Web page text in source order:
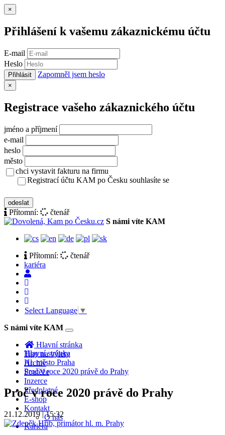
×
Přihlášení k vašemu zákaznickému účtu
E-mail
Heslo
Přihlásit Zapomněl jsem heslo
×
Registrace vašeho zákaznického účtu
jméno a příjmení
e-mail
heslo
město
chci vystavit fakturu na firmu
Registrací účtu KAM po Česku souhlasíte se
odeslat
Přítomní:
čtenář
S námi víte KAM
Přítomní:
čtenář
kariéra
Select Language ▼
S námi víte KAM
Toggle
navigation
Hlavní stránka
Tipy na výlety
Archiv
Soutěže
Inzerce
Předplatné
E-shop
Kontakt
O nás
Kariéra
Hlavní stránka
Hl. město Praha
Proč v roce 2020 právě do Prahy
Proč v roce 2020 právě do Prahy
21.12.2019 | 15:32